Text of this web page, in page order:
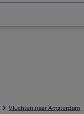
Vluchten naar Amsterdam